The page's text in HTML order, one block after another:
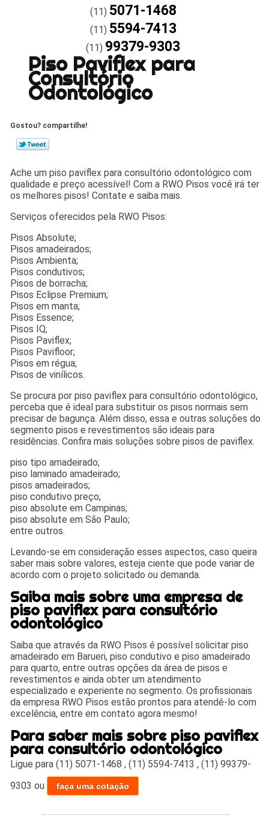
(11) 5071-1468
(11) 5594-7413
(11) 99379-9303
Piso Paviflex para
Consultório
Odontológico
Gostou? compartilhe!
Ache um piso paviflex para consultório odontológico com
qualidade e preço acessível! Com a RWO Pisos você irá ter
os melhores pisos! Contate e saiba mais.
Serviços oferecidos pela RWO Pisos:
Pisos Absolute;
Pisos amadeirados;
Pisos Ambienta;
Pisos condutivos;
Pisos de borracha;
Pisos Eclipse Premium;
Pisos em manta;
Pisos Essence;
Pisos IQ;
Pisos Paviflex;
Pisos Pavifloor;
Pisos em régua;
Pisos de vinílicos.
Se procura por piso paviflex para consultório odontológico,
perceba que é ideal para substituir os pisos normais sem
precisar de bagunça. Além disso, essa e outras soluções do
segmento pisos e revestimentos são ideais para
residências. Confira mais soluções sobre pisos de paviflex.
piso tipo amadeirado;
piso laminado amadeirado;
pisos amadeirados;
piso condutivo preço;
piso absolute em Campinas;
piso absolute em São Paulo;
entre outros.
Levando-se em consideração esses aspectos, caso queira
saber mais sobre valores, esteja ciente que pode variar de
acordo com o projeto solicitado ou demanda.
Saiba mais sobre uma empresa de
piso paviflex para consultório
odontológico
Saiba que através da RWO Pisos é possível solicitar piso
amadeirado em Barueri, piso condutivo e piso amadeirado
para quarto, entre outras opções da área de pisos e
revestimentos e ainda obter um atendimento
especializado e experiente no segmento. Os profissionais
da empresa RWO Pisos estão prontos para atendê-lo com
excelência, entre em contato agora mesmo!
Para saber mais sobre piso paviflex
para consultório odontológico
Ligue para(11) 5071-1468 ,(11) 5594-7413 ,(11) 99379-
9303 ou faça uma cotação